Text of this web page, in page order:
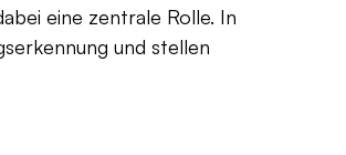
eine zentrale Rolle. In
und stellen